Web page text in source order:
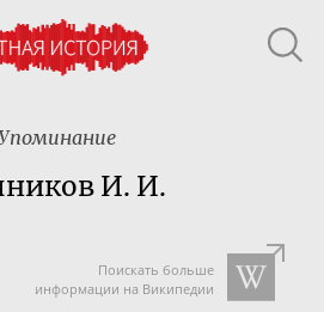
Упоминание
И. И.
Поискать больше
информации на Википедии